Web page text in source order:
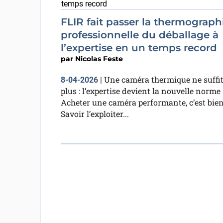
FLIR fait passer la
professionnelle du déballage à
l’expertise en un temps record
par Nicolas Feste
8-04-2026| Une caméra thermique ne suffit
plus : l’expertise devient la nouvelle norme
Acheter une caméra performante, c’est
Savoir l’exploiter...